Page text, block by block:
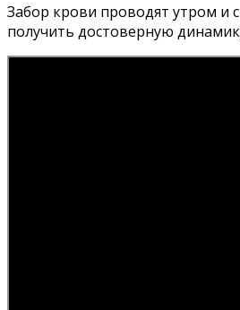
Забор крови проводят утром и
получить достоверную